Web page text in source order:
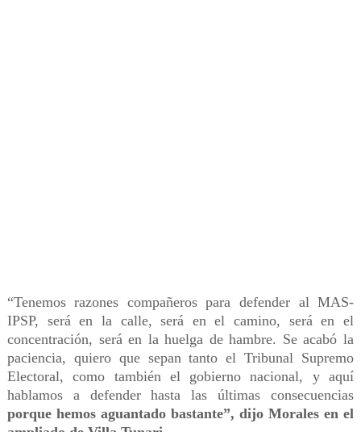
“Tenemos razones compañeros para defender al MAS-
IPSP, será en la calle, será en el camino, será en el
concentración, será en la huelga de hambre. Se acabó la
paciencia, quiero que sepan tanto el Tribunal Supremo
Electoral, como también el gobierno nacional, y aquí
hablamos a defender hasta las últimas consecuencias
porque hemos aguantado bastante”, dijo Morales en el